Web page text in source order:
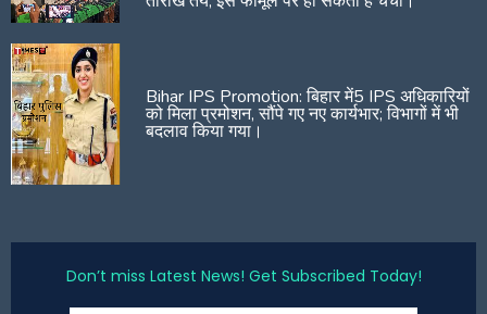
Bihar IPS Promotion: बिहार में5 IPS अधिकारियों
को मिला प्रमोशन, सौंपे गए नए कार्यभार; विभागों में भी
बदलाव किया गया।
Don’t miss Latest News! Get Subscribed Today!